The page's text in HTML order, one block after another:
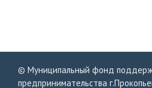
© Муниципальный фонд
предпринимательства